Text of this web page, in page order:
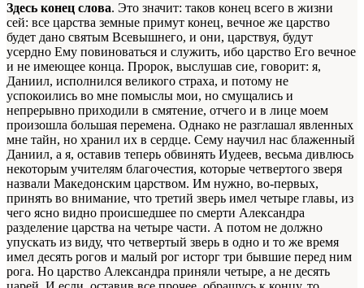
Здесь конец слова. Это значит: таков конец всего в жизни
сей: все царства земные примут конец, вечное же царство
будет дано святым Всевышнего, и они, царствуя, будут
усердно Ему повиноваться и служить, ибо царство Его вечное
и не имеющее конца. Пророк, выслушав сие, говорит: я,
Даниил, исполнился великого страха, и потому не
успокоились во мне помыслы мои, но смущались и
непрерывно приходили в смятение, отчего и в лице моем
произошла большая перемена. Однако не разглашал явленных
мне тайн, но хранил их в сердце. Сему научил нас блаженный
Даниил, а я, оставив теперь обвинять Иудеев, весьма дивлюсь
некоторым учителям благочестия, которые четвертого зверя
назвали Македонским царством. Им нужно, во-первых,
принять во внимание, что третий зверь имел четыре главы, из
чего ясно видно происшедшее по смерти Александра
разделение царства на четыре части. А потом не должно
упускать из виду, что четвертый зверь в одно и то же время
имел десять рогов и малый рог исторг три бывшие перед ним
рога. Но царство Александра приняли четыре, а не десять